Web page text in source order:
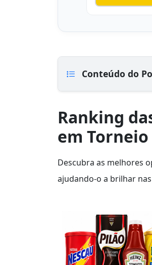
Conteúdo do
Ranking
em Torneio
Descubra as melhores
ajudando-o a brilhar